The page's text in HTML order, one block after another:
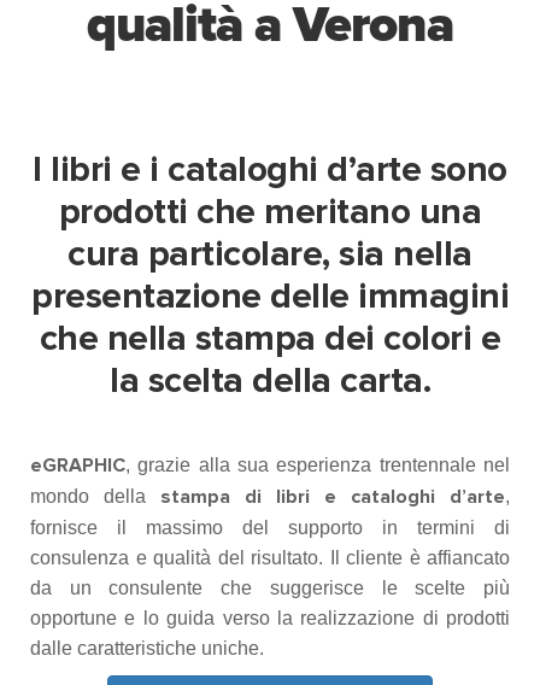
qualità a Verona
I libri e i cataloghi d’arte sono
prodotti che meritano una
cura particolare, sia nella
presentazione delle immagini
che nella stampa dei colori e
la scelta della carta.
eGRAPHIC, grazie alla sua esperienza trentennale nel
mondo della stampa di libri e cataloghi d’arte,
fornisce il massimo del supporto in termini di
consulenza e qualità del risultato. Il cliente è affiancato
da un consulente che suggerisce le scelte più
opportune e lo guida verso la realizzazione di prodotti
dalle caratteristiche uniche.